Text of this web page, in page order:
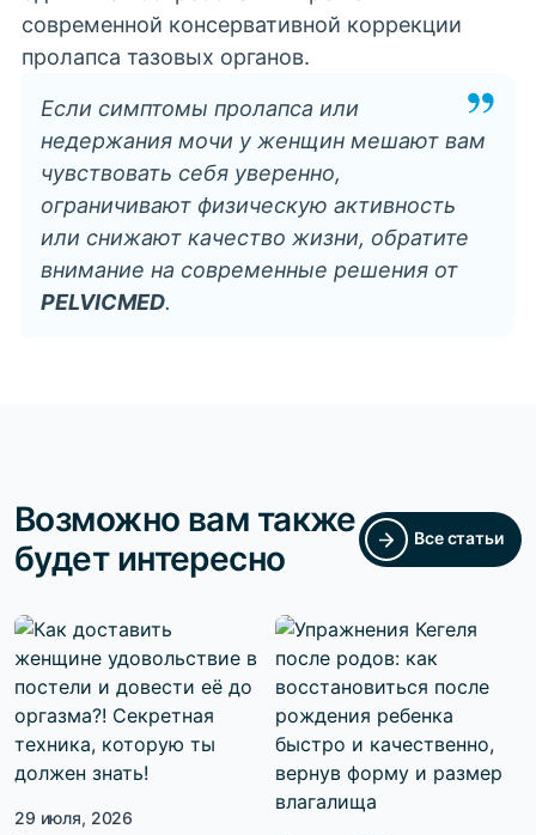
современной консервативной коррекции
пролапса тазовых органов.
Если симптомы пролапса или
недержания мочи у женщин мешают вам
чувствовать себя уверенно,
ограничивают физическую активность
или снижают качество жизни, обратите
внимание на современные решения от
PELVICMED.
Возможно вам также
будет интересно
Все статьи
29 июля, 2026